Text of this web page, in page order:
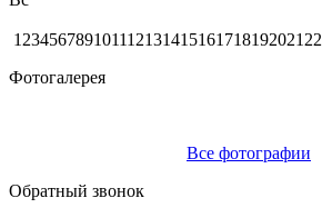
1 23456789101112131415161718192021 22
Фотогалерея
Все фотографии
Обратный звонок